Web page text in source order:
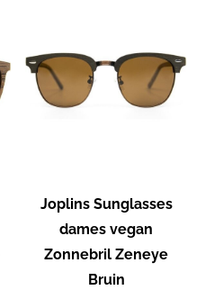
Joplins Sunglasses
dames vegan
Zonnebril Zeneye
Bruin